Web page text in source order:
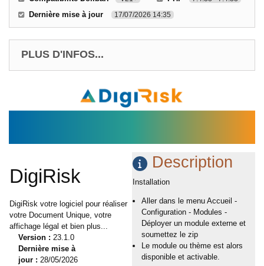
Dernière mise à jour 17/07/2026 14:35
PLUS D'INFOS...
DigiRisk
DigiRisk votre logiciel pour réaliser
votre Document Unique, votre
affichage légal et bien plus...
Version : 23.1.0
Dernière mise à
jour : 28/05/2026
Description
Installation
Aller dans le menu Accueil -
Configuration - Modules -
Déployer un module externe et
soumettez le zip
Le module ou thème est alors
disponible et activable.